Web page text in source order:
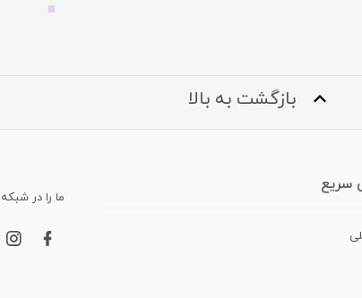
بازگشت به بالا
سریع
ما را در